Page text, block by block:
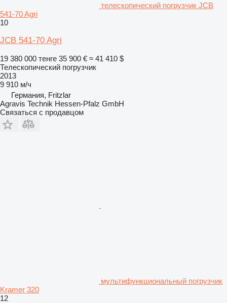
телескопический погрузчик JCB
541-70 Agri
10
JCB 541-70 Agri
19 380 000 тенге 35 900 € ≈ 41 410 $
Телескопический погрузчик
2013
9 910 м/ч
Германия, Fritzlar
Agravis Technik Hessen-Pfalz GmbH
Связаться с продавцом
мультифункциональный погрузчик
Kramer 320
12